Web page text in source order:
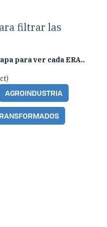
filtrar las
para ver cada ERA..
AGROINDUSTRIA